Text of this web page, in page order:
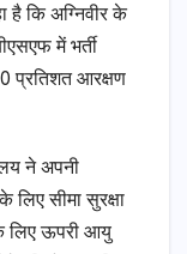
है कि अग्निवीर के
में भर्ती
प्रतिशत आरक्षण
ने अपनी
लिए सीमा सुरक्षा
लिए ऊपरी आयु